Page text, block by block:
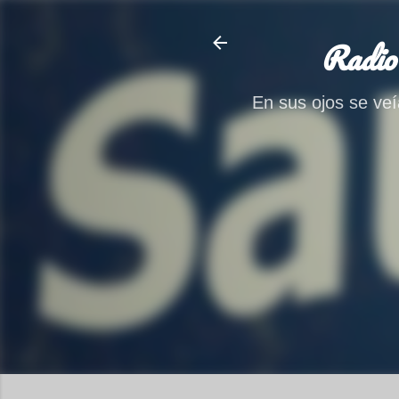
En sus ojos se